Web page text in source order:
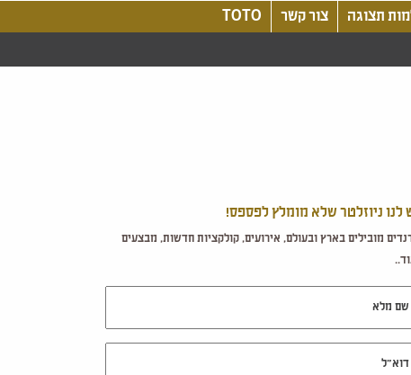
תצוגה צור קשר TOTO
לנו ניוזלטר שלא מומלץ לפספס!
מובילים בארץ ובעולם, אירועים, קולקציות חדשות, מבצעים